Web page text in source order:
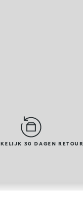
30 DAGEN RETOUR